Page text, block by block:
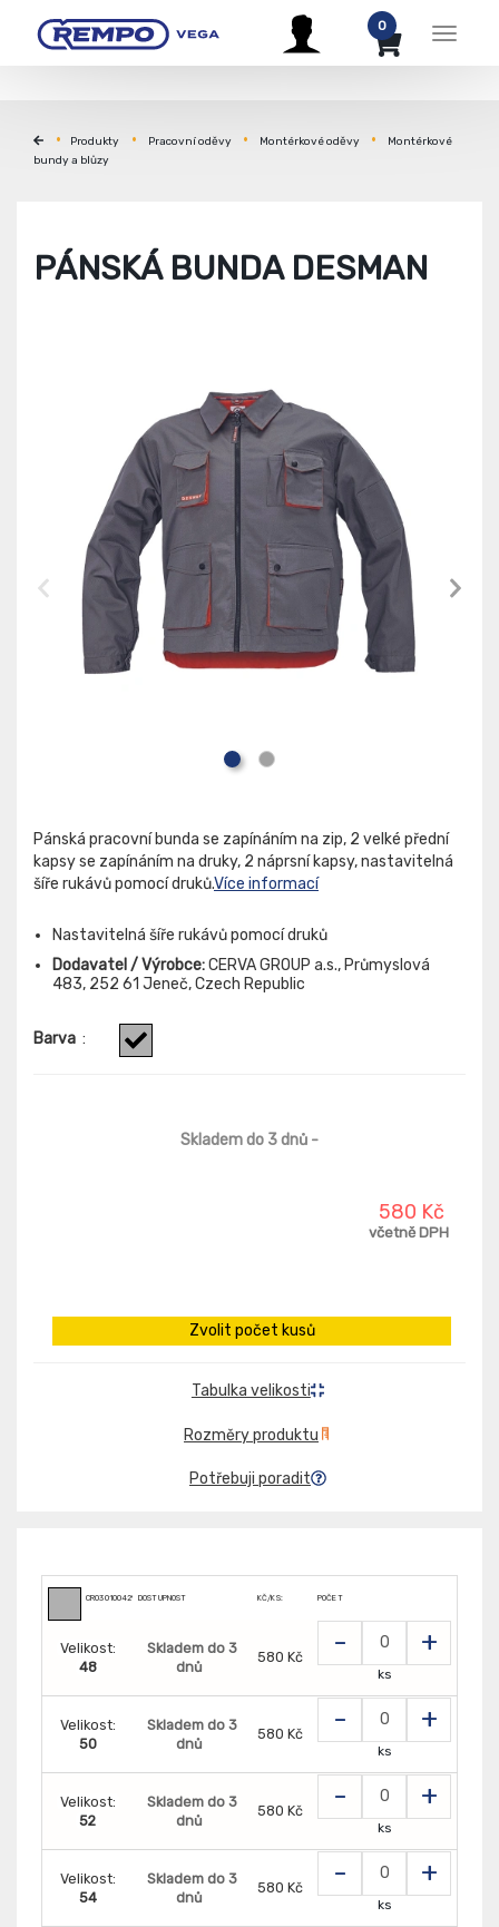
Menu
0
Produkty Pracovní oděvy Montérkové oděvy
Montérkové
bundy a blůzy
PÁNSKÁ BUNDA DESMAN
Pánská pracovní bunda se zapínáním na zip, 2 velké přední
kapsy se zapínáním na druky, 2 náprsní kapsy, nastavitelná
šíře rukávů pomocí druků.Více informací
Nastavitelná šíře rukávů pomocí druků
Dodavatel / Výrobce:CERVA GROUP a.s., Průmyslová
483, 252 61 Jeneč, Czech Republic
Barva :
Skladem do 3 dnů -
580 Kč
včetně DPH
Zvolit počet kusů
Tabulka velikosti
Rozměry produktu
Potřebuji poradit
CR0301004290DOSTUPNOST KČ/KS: POČET
Velikost:
48
Skladem do 3
dnů
580 Kč - +
ks
Velikost:
50
Skladem do 3
dnů
580 Kč - +
ks
Velikost:
52
Skladem do 3
dnů
580 Kč - +
ks
Velikost:
54
Skladem do 3
dnů
580 Kč - +
ks